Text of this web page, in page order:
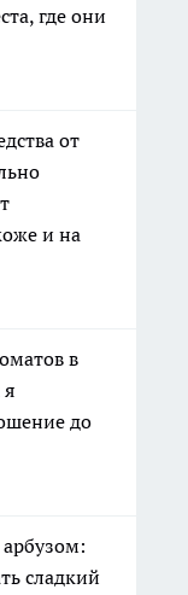
где они
от
и на
в
я
до
сладкий